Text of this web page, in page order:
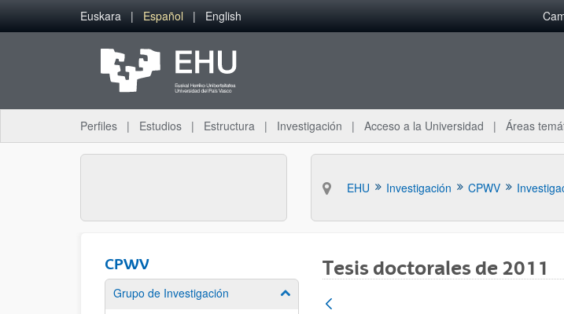
Saltar al contenido principal
Euskara Español English
Perfiles Estudios Estructura Investigación Acceso a la Universidad Áreas
EHU Investigación CPWV
CPWV
Grupo de Investigación Mostrar/ocultar subpáginas
Tesis doctorales de 2011